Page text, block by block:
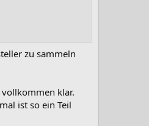
zu sammeln
klar.
ist so ein Teil